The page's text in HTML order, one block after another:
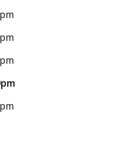
Traitement de canal
Greffe osseuse